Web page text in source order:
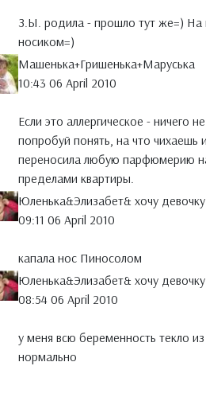
З.Ы. родила - прошло тут же=) На
носиком=)
Машенька+Гришенька+Маруська
10:43 06 April 2010
Если это аллергическое - ничего
попробуй понять, на что чихаешь
переносила любую парфюмерию
пределами квартиры.
Юленька&Элизабет& хочу девочку
09:11 06 April 2010
капала нос Пиносолом
Юленька&Элизабет& хочу девочку
08:54 06 April 2010
у меня всю беременность текло
нормально